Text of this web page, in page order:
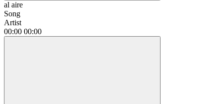
al aire
Song
Artist
00:00 00:00